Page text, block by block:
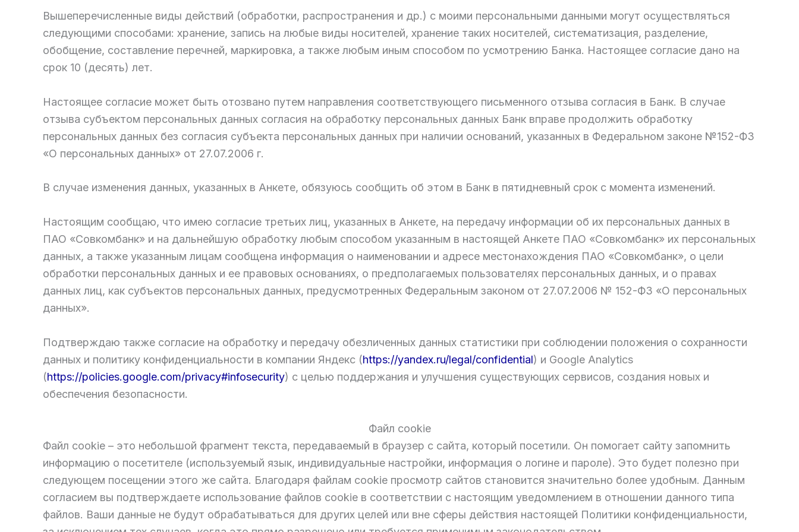
Вышеперечисленные виды действий (обработки, распространения и др.) с моими персональными данными могут осуществляться
следующими способами: хранение, запись на любые виды носителей, хранение таких носителей, систематизация, разделение,
обобщение, составление перечней, маркировка, а также любым иным способом по усмотрению Банка. Настоящее согласие дано на
срок 10 (десять) лет.
Настоящее согласие может быть отозвано путем направления соответствующего письменного отзыва согласия в Банк. В случае
отзыва субъектом персональных данных согласия на обработку персональных данных Банк вправе продолжить обработку
персональных данных без согласия субъекта персональных данных при наличии оснований, указанных в Федеральном законе №152-ФЗ
«О персональных данных» от 27.07.2006 г.
В случае изменения данных, указанных в Анкете, обязуюсь сообщить об этом в Банк в пятидневный срок с момента изменений.
Настоящим сообщаю, что имею согласие третьих лиц, указанных в Анкете, на передачу информации об их персональных данных в
ПАО «Совкомбанк» и на дальнейшую обработку любым способом указанным в настоящей Анкете ПАО «Совкомбанк» их персональных
данных, а также указанным лицам сообщена информация о наименовании и адресе местонахождения ПАО «Совкомбанк», о цели
обработки персональных данных и ее правовых основаниях, о предполагаемых пользователях персональных данных, и о правах
данных лиц, как субъектов персональных данных, предусмотренных Федеральным законом от 27.07.2006 № 152-ФЗ «О персональных
данных».
Подтверждаю также согласие на обработку и передачу обезличенных данных статистики при соблюдении положения о сохранности
данных и политику конфиденциальности в компании Яндекс (https://yandex.ru/legal/confidential) и Google Analytics
(https://policies.google.com/privacy#infosecurity) с целью поддержания и улучшения существующих сервисов, создания новых и
обеспечения безопасности.
Файл cookie
Файл cookie – это небольшой фрагмент текста, передаваемый в браузер с сайта, который посетили. Он помогает сайту запомнить
информацию о посетителе (используемый язык, индивидуальные настройки, информация о логине и пароле). Это будет полезно при
следующем посещении этого же сайта. Благодаря файлам cookie просмотр сайтов становится значительно более удобным. Данным
согласием вы подтверждаете использование файлов cookie в соответствии с настоящим уведомлением в отношении данного типа
файлов. Ваши данные не будут обрабатываться для других целей или вне сферы действия настоящей Политики конфиденциальности,